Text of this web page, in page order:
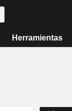
Herramientas